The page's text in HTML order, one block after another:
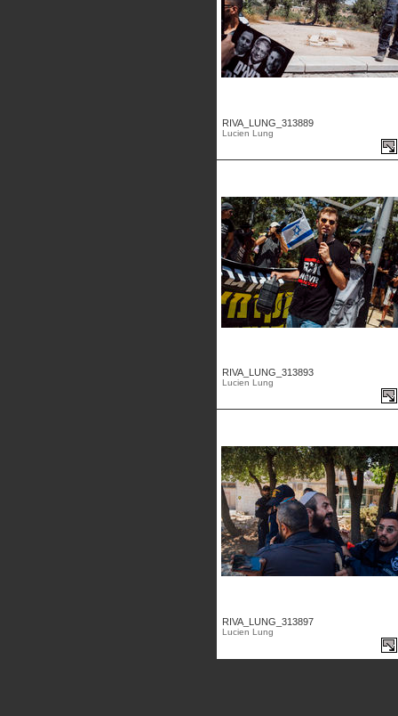
RIVA_LUNG_313889
Lucien Lung
RIVA_LUNG_313893
Lucien Lung
RIVA_LUNG_313897
Lucien Lung